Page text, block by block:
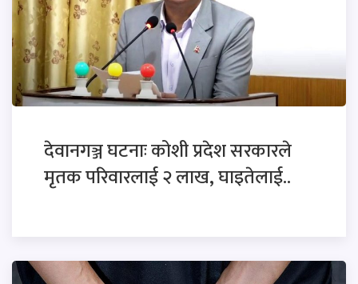
देवानगञ्ज घटनाः कोशी प्रदेश सरकारले
मृतक परिवारलाई २ लाख, घाइतेलाई..